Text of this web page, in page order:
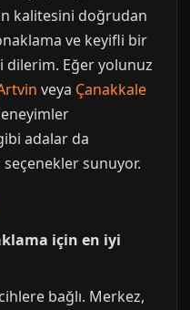
kalitesini doğrudan
ve keyifli bir
Eğer yolunuz
veya Çanakkale
adalar da
seçenekler sunuyor.
için en iyi
bağlı. Merkez,